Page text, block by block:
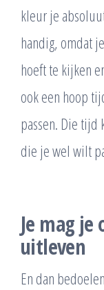
kleur je
handig, omdat
hoeft te kijken
ook een hoop
passen. Die
die je wel wilt
Je mag je
uitleven
En dan